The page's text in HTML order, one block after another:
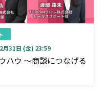
月31日 (金) 23:59
ハウ ～商談につなげる